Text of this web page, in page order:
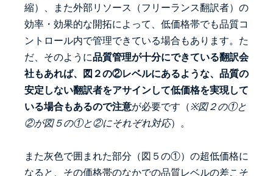
縮）、また外部リソース（フリーランス翻訳者）の
効率・効果的な開拓によって、低価格帯でも品質コ
ントロール内で管理できている場合もあります。た
だ、そのように品質管理が十分にできている翻訳会
社もあれば、図２の②レベルにあるような、品質の
安定しない翻訳者をアサインして低価格を実現して
いる場合もあるので注意が必要です（ ※図２の①と
②が図５の①と②にそれぞれ対応）。
また灰色で囲まれた部分（図５の①）の超低価格に
なると、その価格帯のなかでの品質レベルの差こそ